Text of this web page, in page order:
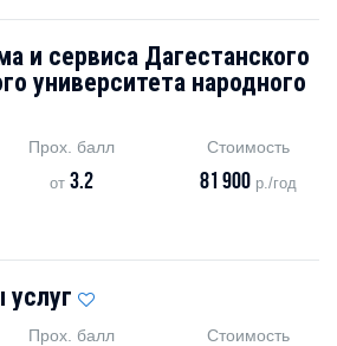
и сервиса Дагестанского
университета народного
Прох. балл
от3.2
Стоимость
81 900 р./год
Прох. балл Стоимость